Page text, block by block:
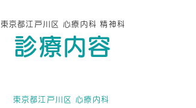
東京都江戸川区 心療内科 精神科
診療内容
東京都江戸川区 心療内科